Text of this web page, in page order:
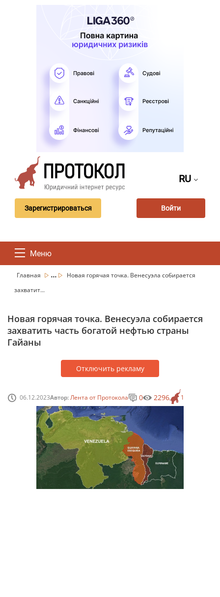
RU
Зарегистрироваться Войти
Меню
Главная ...
Новая горячая точка. Венесуэла собирается
захватит...
Новая горячая точка. Венесуэла собирается
захватить часть богатой нефтью страны
Гайаны
Отключить рекламу
06.12.2023Автор:Лента от Протокола 1
0 2296